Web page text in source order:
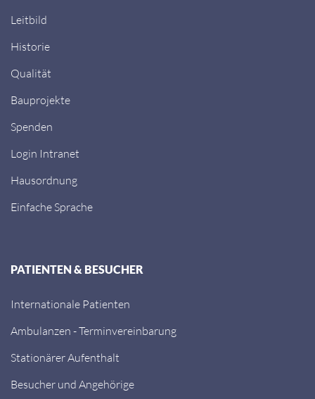
Leitbild
Historie
Qualität
Bauprojekte
Spenden
Login Intranet
Hausordnung
Einfache Sprache
PATIENTEN & BESUCHER
Internationale Patienten
Ambulanzen - Terminvereinbarung
Stationärer Aufenthalt
Besucher und Angehörige